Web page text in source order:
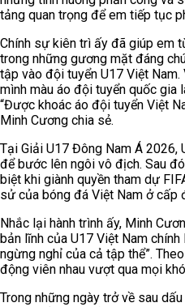
tảng quan trọng để em tiếp tục
Chính sự kiên trì ấy đã giúp em
trong những gương mặt đáng
tập vào đội tuyển U17 Việt
mình màu áo đội tuyển quốc gia
“Được khoác áo đội tuyển Việt
Minh Cương chia sẻ.
Tại Giải U17 Đông Nam Á
để bước lên ngôi vô địch. Sau
biệt khi giành quyền tham dự
sử của bóng đá Việt Nam ở cấp
Nhắc lại hành trình ấy, Minh
bản lĩnh của U17 Việt Nam
ngừng nghỉ của cả tập thể”.
động viên nhau vượt qua mọi
Trong những ngày trở về sau